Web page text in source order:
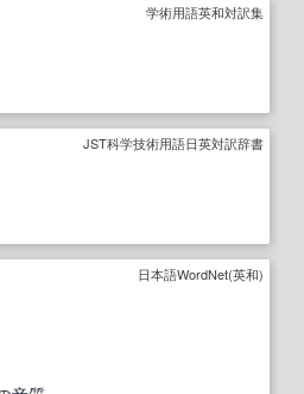
学術用語英和対訳集
JST科学技術用語日英対訳辞書
日本語WordNet(英和)